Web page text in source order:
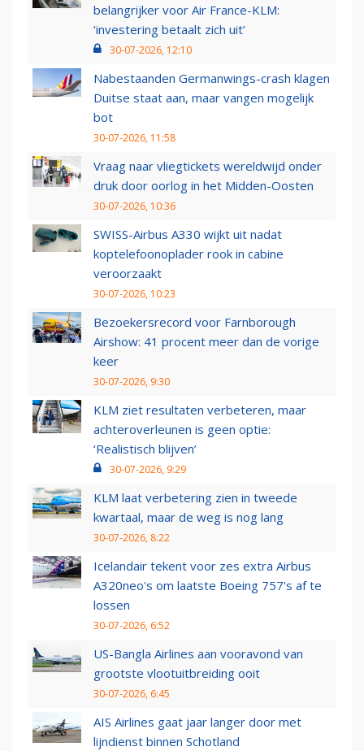
belangrijker voor Air France-KLM:
‘investering betaalt zich uit’
30-07-2026, 12:10
Nabestaanden Germanwings-crash klagen
Duitse staat aan, maar vangen mogelijk
bot
30-07-2026, 11:58
Vraag naar vliegtickets wereldwijd onder
druk door oorlog in het Midden-Oosten
30-07-2026, 10:36
SWISS-Airbus A330 wijkt uit nadat
koptelefoonoplader rook in cabine
veroorzaakt
30-07-2026, 10:23
Bezoekersrecord voor Farnborough
Airshow: 41 procent meer dan de vorige
keer
30-07-2026, 9:30
KLM ziet resultaten verbeteren, maar
achteroverleunen is geen optie:
‘Realistisch blijven’
30-07-2026, 9:29
KLM laat verbetering zien in tweede
kwartaal, maar de weg is nog lang
30-07-2026, 8:22
Icelandair tekent voor zes extra Airbus
A320neo's om laatste Boeing 757's af te
lossen
30-07-2026, 6:52
US-Bangla Airlines aan vooravond van
grootste vlootuitbreiding ooit
30-07-2026, 6:45
AIS Airlines gaat jaar langer door met
lijndienst binnen Schotland